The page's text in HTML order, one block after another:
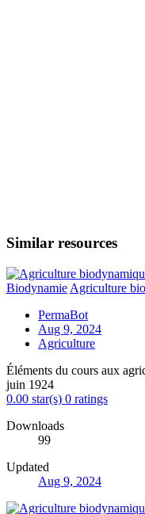
Similar resources
Biodynamie Agriculture
PermaBot
Aug 9, 2024
Agriculture
Éléments du cours aux
juin 1924
0.00 star(s) 0 ratings
Downloads
99
Updated
Aug 9, 2024